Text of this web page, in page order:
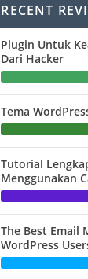
RECENT
Plugin Untuk
Dari Hacker
Tema
Tutorial
Menggunakan
The Best Email
WordPress